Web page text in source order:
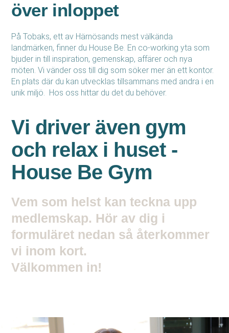
över inloppet
På Tobaks, ett av Härnösands mest välkända
landmärken, finner du House Be. En co-working yta som
bjuder in till inspiration, gemenskap, affärer och nya
möten. Vi vänder oss till dig som söker mer än ett kontor.
En plats där du kan utvecklas tillsammans med andra i en
unik miljö. Hos oss hittar du det du behöver.
Vi driver även gym
och relax i huset -
House Be Gym
Vem som helst kan teckna upp
medlemskap. Hör av dig i
formuläret nedan så återkommer
vi inom kort.
Välkommen in!